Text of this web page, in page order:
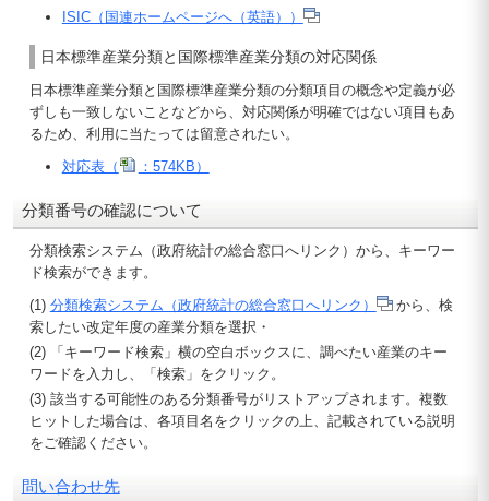
ISIC（国連ホームページへ（英語））
日本標準産業分類と国際標準産業分類の対応関係
日本標準産業分類と国際標準産業分類の分類項目の概念や定義が必
ずしも一致しないことなどから、対応関係が明確ではない項目もあ
るため、利用に当たっては留意されたい。
対応表（
：574KB）
分類番号の確認について
分類検索システム（政府統計の総合窓口へリンク）から、キーワー
ド検索ができます。
(1) 分類検索システム（政府統計の総合窓口へリンク）
から、検
索したい改定年度の産業分類を選択・
(2) 「キーワード検索」横の空白ボックスに、調べたい産業のキー
ワードを入力し、「検索」をクリック。
(3) 該当する可能性のある分類番号がリストアップされます。複数
ヒットした場合は、各項目名をクリックの上、記載されている説明
をご確認ください。
問い合わせ先